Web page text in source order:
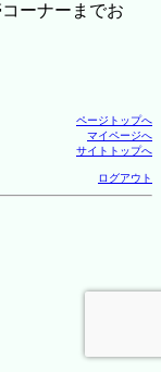
ーナーまでお
ページトップへ
マイページへ
サイトトップへ
ログアウト